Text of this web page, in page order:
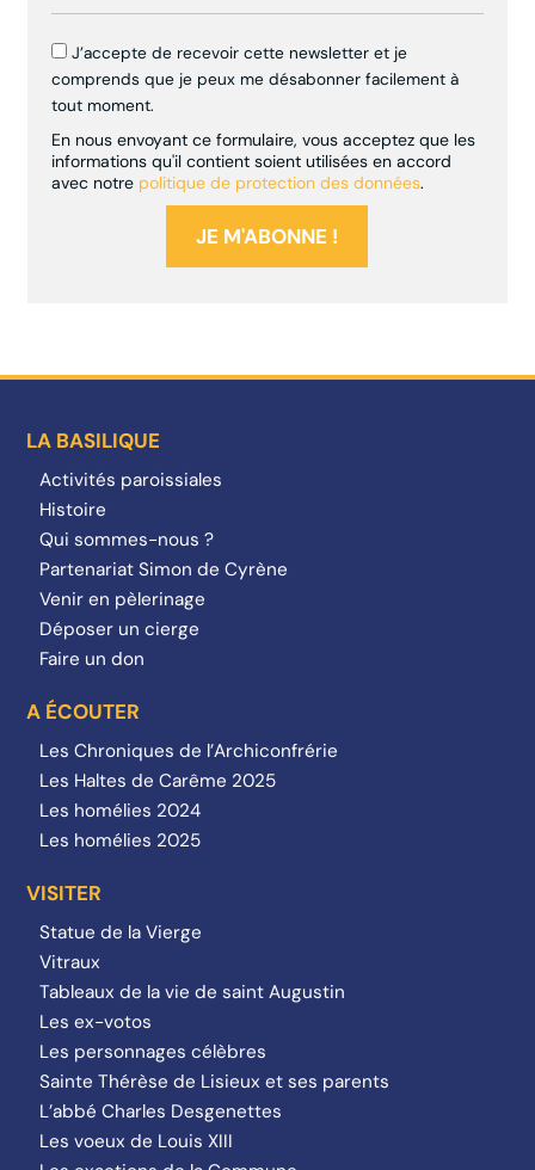
J’accepte de recevoir cette newsletter et je
comprends que je peux me désabonner facilement à
tout moment.
En nous envoyant ce formulaire, vous acceptez que les
informations qu'il contient soient utilisées en accord
avec notre politique de protection des données.
LA BASILIQUE
Activités paroissiales
Histoire
Qui sommes-nous ?
Partenariat Simon de Cyrène
Venir en pèlerinage
Déposer un cierge
Faire un don
A ÉCOUTER
Les Chroniques de l’Archiconfrérie
Les Haltes de Carême 2025
Les homélies 2024
Les homélies 2025
VISITER
Statue de la Vierge
Vitraux
Tableaux de la vie de saint Augustin
Les ex-votos
Les personnages célèbres
Sainte Thérèse de Lisieux et ses parents
L’abbé Charles Desgenettes
Les voeux de Louis XIII